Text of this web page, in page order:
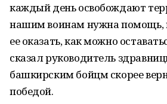
каждый день освобождают
нашим воинам нужна помощь,
ее оказать, как можно
сказал руководитель
башкирским бойцм скорее
победой.